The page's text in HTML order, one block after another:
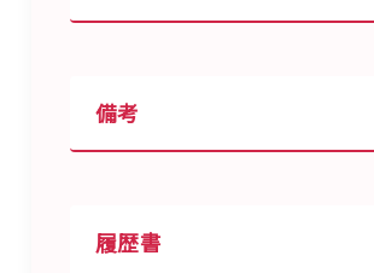
備考
履歴書